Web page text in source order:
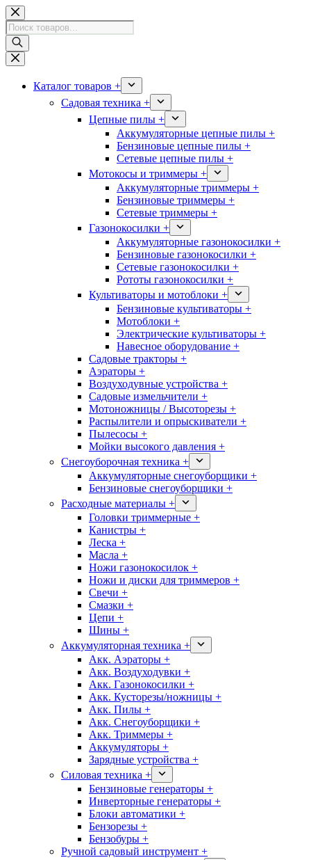
Перейти
к
сути
Поиск
товаров
Каталог товаров +
Садовая техника +
Цепные пилы +
Аккумуляторные цепные пилы +
Бензиновые цепные пилы +
Сетевые цепные пилы +
Мотокосы и триммеры +
Аккумуляторные триммеры +
Бензиновые триммеры +
Сетевые триммеры +
Газонокосилки +
Аккумуляторные газонокосилки +
Бензиновые газонокосилки +
Сетевые газонокосилки +
Рототы газонокосилки +
Культиваторы и мотоблоки +
Бензиновые культиваторы +
Мотоблоки +
Электрические культиваторы +
Навесное оборудование +
Садовые тракторы +
Аэраторы +
Воздуходувные устройства +
Садовые измельчители +
Мотоножницы / Высоторезы +
Распылители и опрыскиватели +
Пылесосы +
Мойки высокого давления +
Снегоуборочная техника +
Аккумуляторные снегоуборщики +
Бензиновые снегоуборщики +
Расходные материалы +
Головки триммерные +
Канистры +
Леска +
Масла +
Ножи газонокосилок +
Ножи и диски для триммеров +
Свечи +
Смазки +
Цепи +
Шины +
Аккумуляторная техника +
Акк. Аэраторы +
Акк. Воздуходувки +
Акк. Газонокосилки +
Акк. Кусторезы/ножницы +
Акк. Пилы +
Акк. Снегоуборщики +
Акк. Триммеры +
Аккумуляторы +
Зарядные устройства +
Силовая техника +
Бензиновые генераторы +
Инверторные генераторы +
Блоки автоматики +
Бензорезы +
Бензобуры +
Ручной садовый инструмент +